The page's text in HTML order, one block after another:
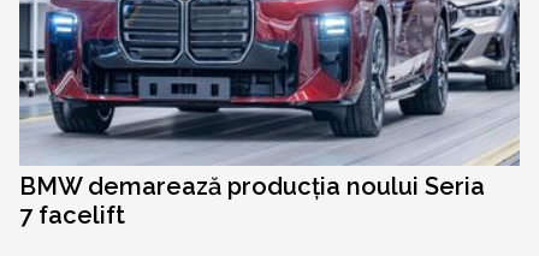
BMW demarează producția noului Seria
7 facelift